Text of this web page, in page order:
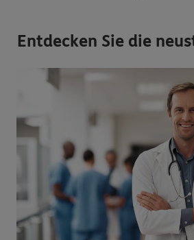
Entdecken Sie die